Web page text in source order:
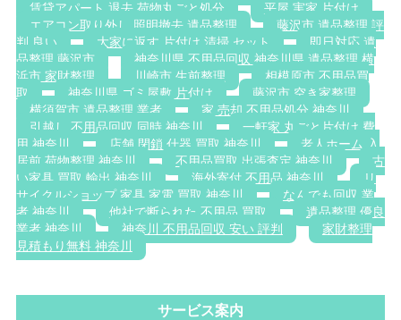
賃貸アパート 退去 荷物丸ごと処分
平屋 実家 片付け
エアコン取り外し 照明撤去 遺品整理
藤沢市 遺品整理 評
判 良い
大家に返す 片付け 清掃 セット
即日対応 遺
品整理 藤沢市
神奈川県 不用品回収 神奈川県 遺品整理 横
浜市 家財整理
川崎市 生前整理
相模原市 不用品買
取
神奈川県 ゴミ屋敷 片付け
藤沢市 空き家整理
横須賀市 遺品整理 業者
家 売却 不用品処分 神奈川
引越し 不用品回収 同時 神奈川
一軒家 丸ごと片付け 費
用 神奈川
店舗 閉鎖 什器 買取 神奈川
老人ホーム 入
居前 荷物整理 神奈川
不用品買取 出張査定 神奈川
古
い家具 買取 輸出 神奈川
海外寄付 不用品 神奈川
リ
サイクルショップ 家具 家電 買取 神奈川
なんでも回収 業
者 神奈川
他社で断られた 不用品 買取
遺品整理 優良
業者 神奈川
神奈川 不用品回収 安い 評判
家財整理
見積もり無料 神奈川
サービス案内